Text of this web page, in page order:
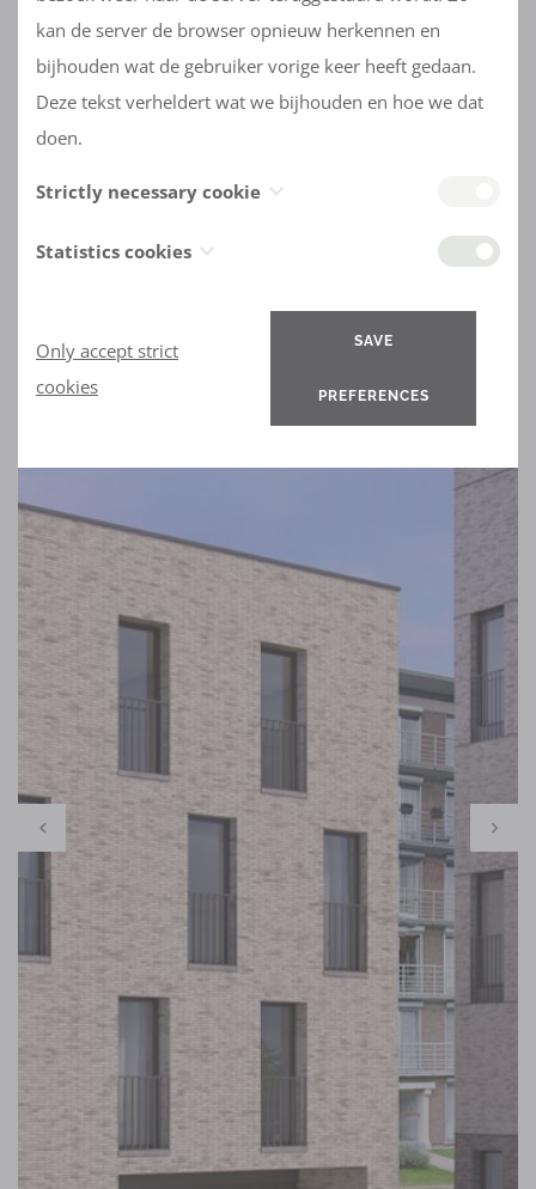
kan de server de browser opnieuw herkennen en
bijhouden wat de gebruiker vorige keer heeft gedaan.
Deze tekst verheldert wat we bijhouden en hoe we dat
doen.
Strictly necessary cookie
De eerste ('Strictly necessary cookie') bewaart uw
Statistics cookies
De beide cookies ('Statistics cookies') verzamelen
informatie hoe u onze site bezoekt, welke pagina's u
raadpleegt, op welke buttons u klikt. Deze informatie is
website/onze service te verbeteren. Deze cookie is van
een externe analytics service en de verkregen gegevens
worden niet gedeeld met anderen.
Only accept strict
cookies
SAVE
PREFERENCES